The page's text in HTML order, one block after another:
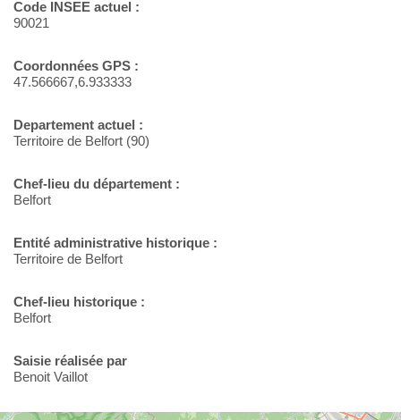
Code INSEE actuel :
90021
Coordonnées GPS :
47.566667,6.933333
Departement actuel :
Territoire de Belfort (90)
Chef-lieu du département :
Belfort
Entité administrative historique :
Territoire de Belfort
Chef-lieu historique :
Belfort
Saisie réalisée par
Benoit Vaillot